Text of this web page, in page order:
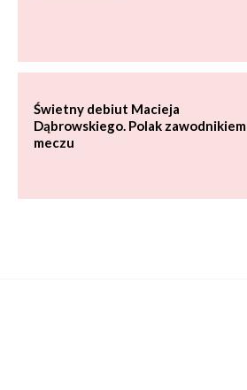
Świetny debiut Macieja
Dąbrowskiego. Polak zawodnikiem
meczu